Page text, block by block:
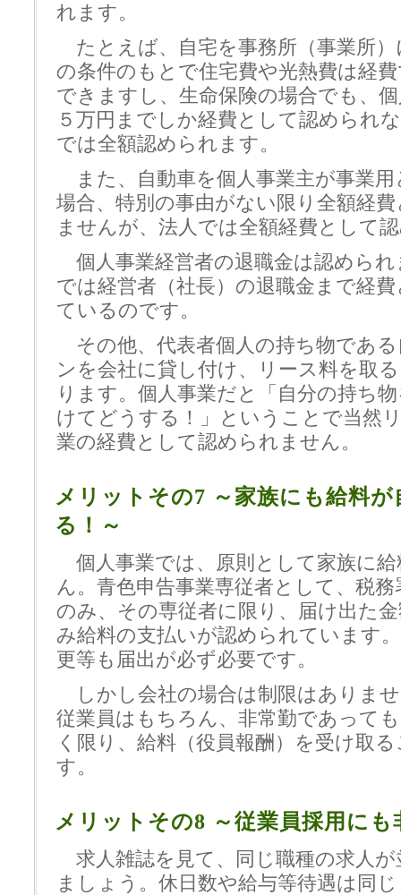
れます。
たとえば、自宅を事務所（事業所
の条件のもとで住宅費や光熱費は経
できますし、生命保険の場合でも、
５万円までしか経費として認められ
では全額認められます。
また、自動車を個人事業主が事業
場合、特別の事由がない限り全額経
ませんが、法人では全額経費として
個人事業経営者の退職金は認めら
では経営者（社長）の退職金まで経
ているのです。
その他、代表者個人の持ち物であ
ンを会社に貸し付け、リース料を取
ります。個人事業だと「自分の持ち
けてどうする！」ということで当然
業の経費として認められません。
メリットその7 ～家族にも給料が
る！～
個人事業では、原則として家族に
ん。青色申告事業専従者として、税
のみ、その専従者に限り、届け出た
み給料の支払いが認められています
更等も届出が必ず必要です。
しかし会社の場合は制限はありま
従業員はもちろん、非常勤であって
く限り、給料（役員報酬）を受け取
す。
メリットその8 ～従業員採用にも
求人雑誌を見て、同じ職種の求人
ましょう。休日数や給与等待遇は同